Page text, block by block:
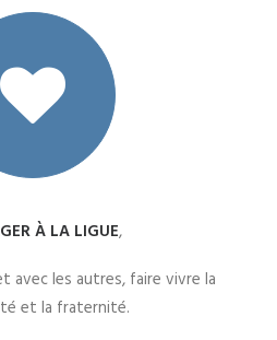
À LA LIGUE,
avec les autres, faire vivre la
et la fraternité.